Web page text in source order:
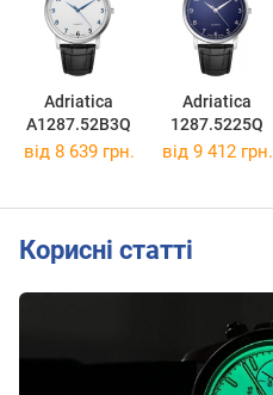
Adriatica
A1287.52B3Q
Adriatica
1287.5225Q
від 8 639 грн. від 9 412 грн.
Корисні статті